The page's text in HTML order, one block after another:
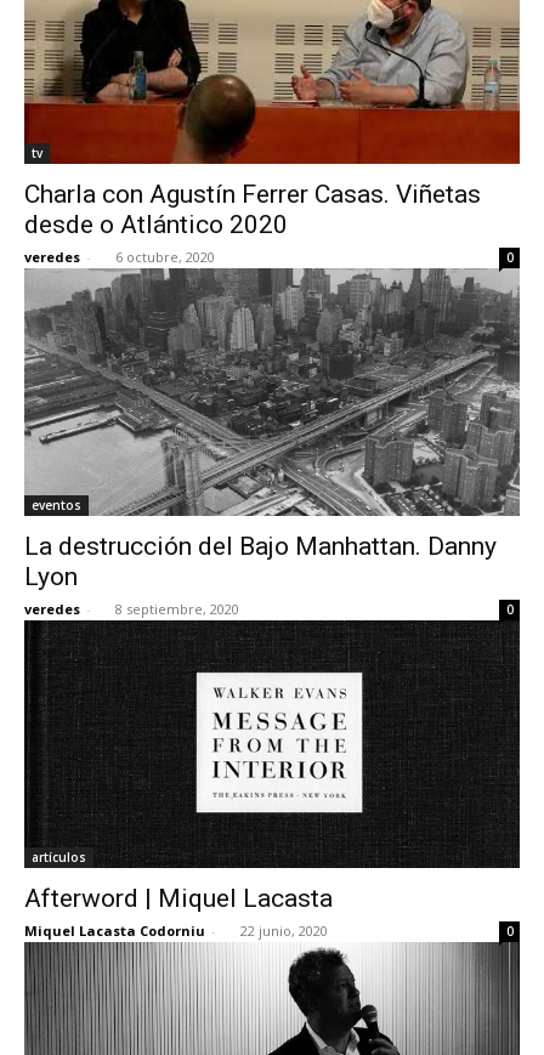
tv
Charla con Agustín Ferrer Casas. Viñetas
desde o Atlántico 2020
veredes - 6 octubre, 2020 0
eventos
La destrucción del Bajo Manhattan. Danny
Lyon
veredes - 8 septiembre, 2020 0
artículos
Afterword | Miquel Lacasta
Miquel Lacasta Codorniu - 22 junio, 2020 0